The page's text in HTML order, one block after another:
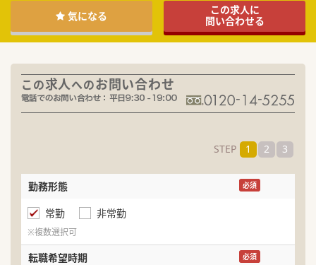
気になる
この求人に
問い合わせる
この求人へのお問い合わせ
STEP 1 2 3
勤務形態 必須
常勤 非常勤
※複数選択可
転職希望時期 必須